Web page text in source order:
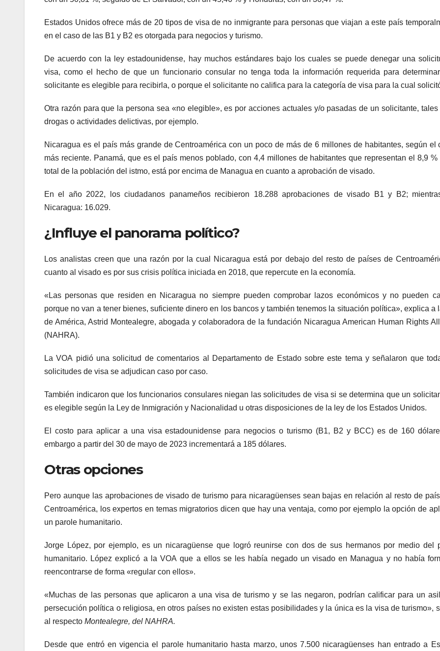
Estados Unidos ofrece más de 20 tipos de visa de no inmigrante para personas que viajan a este país
en el caso de las B1 y B2 es otorgada para negocios y turismo.
De acuerdo con la ley estadounidense, hay muchos estándares bajo los cuales se puede denegar una
visa, como el hecho de que un funcionario consular no tenga toda la información requerida para
solicitante es elegible para recibirla, o porque el solicitante no califica para la categoría de visa para la cual
Otra razón para que la persona sea «no elegible», es por acciones actuales y/o pasadas de un solicitante, tales
drogas o actividades delictivas, por ejemplo.
Nicaragua es el país más grande de Centroamérica con un poco de más de 6 millones de habitantes, según el
más reciente. Panamá, que es el país menos poblado, con 4,4 millones de habitantes que representan el 8,9 %
total de la población del istmo, está por encima de Managua en cuanto a aprobación de visado.
En el año 2022, los ciudadanos panameños recibieron 18.288 aprobaciones de visado B1 y B2;
Nicaragua: 16.029.
¿Influye el panorama político?
Los analistas creen que una razón por la cual Nicaragua está por debajo del resto de países de
cuanto al visado es por sus crisis política iniciada en 2018, que repercute en la economía.
«Las personas que residen en Nicaragua no siempre pueden comprobar lazos económicos y no pueden
porque no van a tener bienes, suficiente dinero en los bancos y también tenemos la situación política», explica a
de América, Astrid Montealegre, abogada y colaboradora de la fundación Nicaragua American Human Rights
(NAHRA).
La VOA pidió una solicitud de comentarios al Departamento de Estado sobre este tema y señalaron que
solicitudes de visa se adjudican caso por caso.
También indicaron que los funcionarios consulares niegan las solicitudes de visa si se determina que un
es elegible según la Ley de Inmigración y Nacionalidad u otras disposiciones de la ley de los Estados Unidos.
El costo para aplicar a una visa estadounidense para negocios o turismo (B1, B2 y BCC) es de 160
embargo a partir del 30 de mayo de 2023 incrementará a 185 dólares.
Otras opciones
Pero aunque las aprobaciones de visado de turismo para nicaragüenses sean bajas en relación al resto de
Centroamérica, los expertos en temas migratorios dicen que hay una ventaja, como por ejemplo la opción de
un parole humanitario.
Jorge López, por ejemplo, es un nicaragüense que logró reunirse con dos de sus hermanos por medio del
humanitario. López explicó a la VOA que a ellos se les había negado un visado en Managua y no había
reencontrarse de forma «regular con ellos».
«Muchas de las personas que aplicaron a una visa de turismo y se las negaron, podrían calificar para un
persecución política o religiosa, en otros países no existen estas posibilidades y la única es la visa de turismo»,
al respecto Montealegre, del NAHRA.
Desde que entró en vigencia el parole humanitario hasta marzo, unos 7.500 nicaragüenses han entrado a